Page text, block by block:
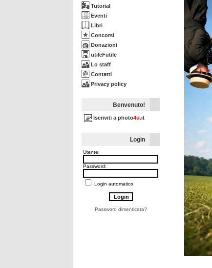
Tutorial
Eventi
Libri
Concorsi
Donazioni
utileFutile
Lo staff
Contatti
Privacy policy
Benvenuto!
Iscriviti a photo4u.it
Login
Utente:
Password:
Login automatico
Password dimenticata?